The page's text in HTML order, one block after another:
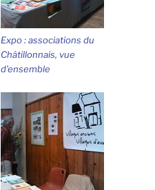
Expo : associations du
Châtillonnais, vue
d’ensemble